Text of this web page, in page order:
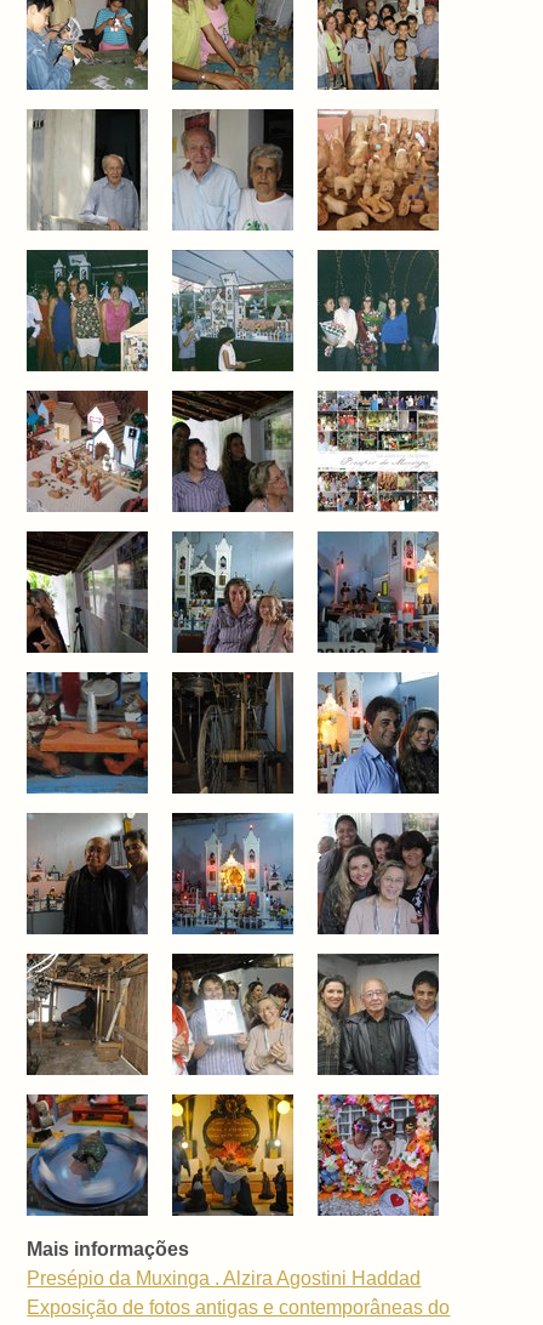
Mais informações
Presépio da Muxinga . Alzira Agostini Haddad
Exposição de fotos antigas e contemporâneas do